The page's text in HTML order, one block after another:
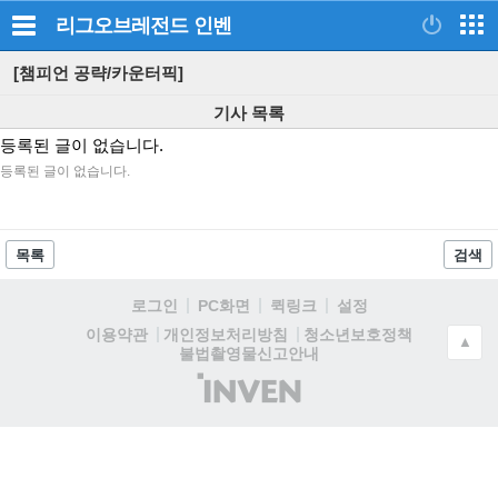
리그오브레전드 인벤
[챔피언 공략/카운터픽]
기사 목록
등록된 글이 없습니다.
등록된 글이 없습니다.
목록 검색
로그인 PC화면 퀵링크
설정
이용약관
개인정보처리방침
청소년보호정책
불법촬영물신고안내
(주)
인
▲